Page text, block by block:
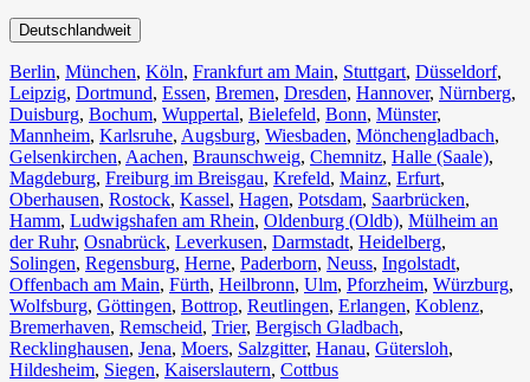
Deutschlandweit
Berlin⁠, München, Köln⁠, Frankfurt am Main, Stuttgart, Düsseldorf,
Leipzig, Dortmund, Essen, Bremen, Dresden, Hannover, Nürnberg,
Duisburg⁠, Bochum, Wuppertal⁠, Bielefeld⁠, Bonn⁠, Münster⁠,
Mannheim, Karlsruhe, Augsburg, Wiesbaden⁠, Mönchengladbach⁠,
Gelsenkirchen⁠, Aachen⁠, Braunschweig, Chemnitz⁠, Halle (Saale)⁠,
Magdeburg, Freiburg im Breisgau⁠, Krefeld⁠, Mainz⁠, Erfurt,
Oberhausen⁠, Rostock⁠, Kassel⁠, Hagen, Potsdam, Saarbrücken⁠,
Hamm, Ludwigshafen am Rhein⁠, Oldenburg (Oldb), Mülheim an
der Ruhr, Osnabrück⁠, Leverkusen, Darmstadt⁠, Heidelberg,
Solingen, Regensburg, Herne⁠, Paderborn, Neuss, Ingolstadt,
Offenbach am Main, Fürth⁠, Heilbronn, Ulm⁠, Pforzheim, Würzburg,
Wolfsburg⁠, Göttingen, Bottrop, Reutlingen, Erlangen⁠, Koblenz,
Bremerhaven⁠, Remscheid, Trier⁠, Bergisch Gladbach,
Recklinghausen, Jena⁠, Moers⁠, Salzgitter⁠, Hanau, Gütersloh,
Hildesheim⁠, Siegen⁠, Kaiserslautern⁠, Cottbus⁠